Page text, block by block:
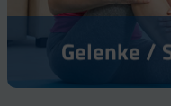
Gelenke /